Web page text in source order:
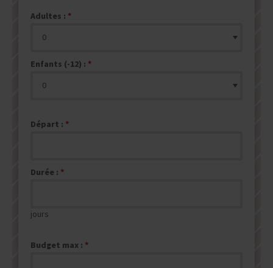
Adultes :
Enfants (-12) :
Départ :
Durée :
jours
Budget max :